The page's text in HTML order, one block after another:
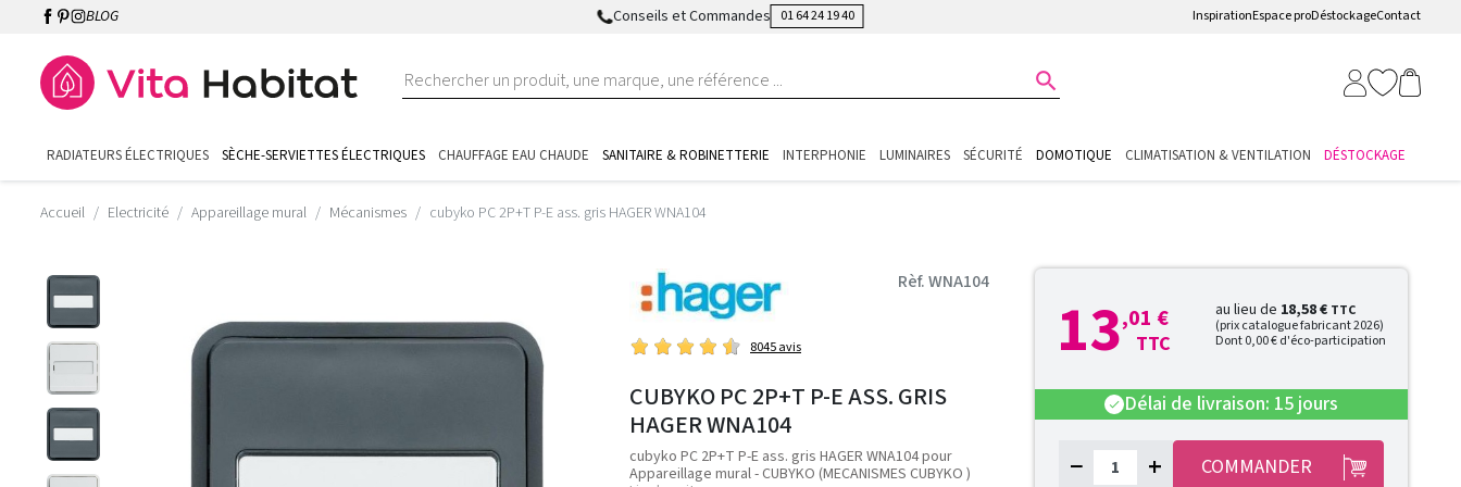
BLOG Conseils et Commandes 01 64 24 19 40 InspirationEspace proDéstockageContact

RADIATEURS ÉLECTRIQUES SÈCHE-SERVIETTES ÉLECTRIQUES CHAUFFAGE EAU CHAUDE SANITAIRE & ROBINETTERIE INTERPHONIE LUMINAIRES SÉCURITÉ DOMOTIQUE CLIMATISATION & VENTILATION DÉSTOCKAGE
Accueil Electricité Appareillage mural Mécanismes cubyko PC 2P+T P-E ass. gris HAGER WNA104
Rèf. WNA104
8045 avis
CUBYKO PC 2P+T P-E ASS. GRIS
HAGER WNA104
cubyko PC 2P+T P-E ass. gris HAGER WNA104 pour
Appareillage mural - CUBYKO (MECANISMES CUBYKO )
13,01 €
TTC
au lieu de 18,58 € TTC
(prix catalogue fabricant 2026)
Dont 0,00 € d'éco-participation
check Délai de livraison: 15 jours
− + COMMANDER